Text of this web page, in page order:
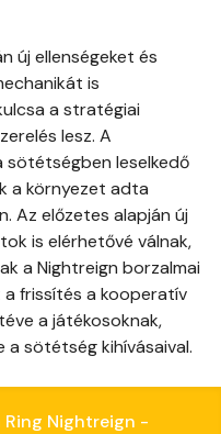
új ellenségeket és
is
a stratégiai
lesz. A
sötétségben leselkedő
a környezet adta
Az előzetes alapján új
is elérhetővé válnak,
a Nightreign borzalmai
a frissítés a kooperatív
a játékosoknak,
a sötétség kihívásaival.
Ring Nightreign -